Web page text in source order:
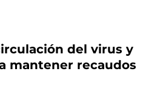
del virus y
mantener recaudos